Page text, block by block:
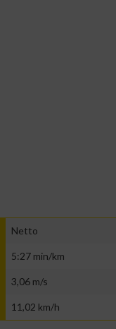
Netto
5:27 min/km
3,06 m/s
11,02 km/h